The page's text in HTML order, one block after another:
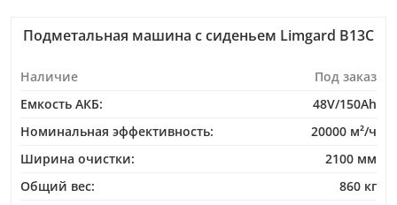
Подметальная машина с сиденьем Limgard B13C
Наличие
Под заказ
Емкость АКБ:
48V/150Ah
Номинальная эффективность:
20000 м²/ч
Ширина очистки:
2100 мм
Общий вес:
860 кг